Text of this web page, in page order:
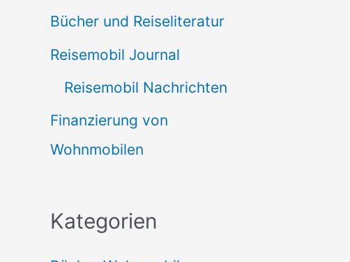
Bücher und Reiseliteratur
Reisemobil Journal
Reisemobil Nachrichten
Finanzierung von
Wohnmobilen
Kategorien